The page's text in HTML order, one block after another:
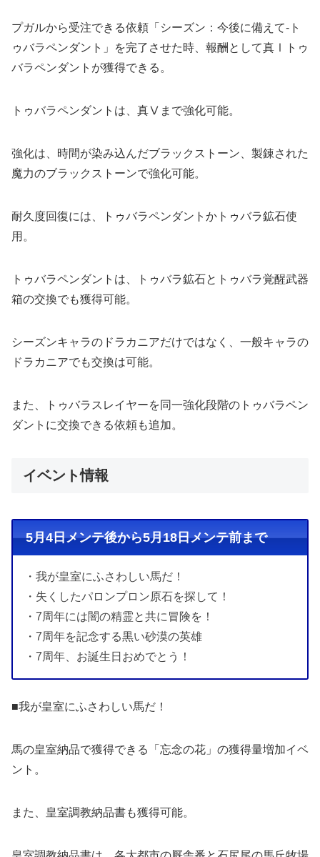
プガルから受注できる依頼「シーズン：今後に備えて-ト
ゥバラペンダント」を完了させた時、報酬として真Ⅰトゥ
バラペンダントが獲得できる。
トゥバラペンダントは、真Ⅴまで強化可能。
強化は、時間が染み込んだブラックストーン、製錬された
魔力のブラックストーンで強化可能。
耐久度回復には、トゥバラペンダントかトゥバラ鉱石使
用。
トゥバラペンダントは、トゥバラ鉱石とトゥバラ覚醒武器
箱の交換でも獲得可能。
シーズンキャラのドラカニアだけではなく、一般キャラの
ドラカニアでも交換は可能。
また、トゥバラスレイヤーを同一強化段階のトゥバラペン
ダントに交換できる依頼も追加。
イベント情報
5月4日メンテ後から5月18日メンテ前まで
・我が皇室にふさわしい馬だ！
・失くしたパロンプロン原石を探して！
・7周年には闇の精霊と共に冒険を！
・7周年を記念する黒い砂漠の英雄
・7周年、お誕生日おめでとう！
■我が皇室にふさわしい馬だ！
馬の皇室納品で獲得できる「忘念の花」の獲得量増加イベ
ント。
また、皇室調教納品書も獲得可能。